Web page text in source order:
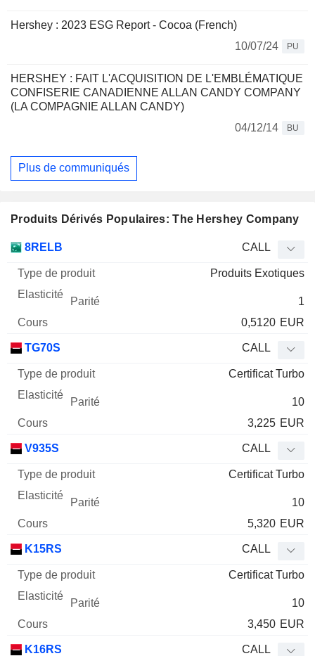
Hershey : 2023 ESG Report - Cocoa (French)
10/07/24
PU
HERSHEY : FAIT L'ACQUISITION DE L'EMBLÉMATIQUE
CONFISERIE CANADIENNE ALLAN CANDY COMPANY
(LA COMPAGNIE ALLAN CANDY)
04/12/14
BU
Plus de communiqués
Produits Dérivés Populaires: The Hershey Company
Mnemo Type produit
Cours
8RELB CALL
Produits Exotiques
1
0,5120 EUR
TG70S CALL
Certificat Turbo
10
3,225 EUR
V935S CALL
Certificat Turbo
10
5,320 EUR
K15RS CALL
Certificat Turbo
10
3,450 EUR
K16RS CALL